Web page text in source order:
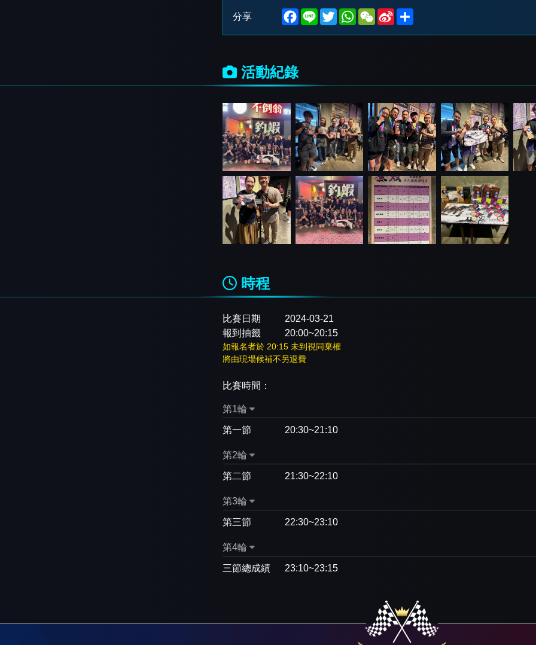
分享
F
a
c
o
k
L
n
T
w
i
W
h
a
W
e
C
S
n
a
活動紀錄
時程
比賽日期
2024-03-21
報到抽籤
20:00~20:15
如報名者於 20:15 未到視同棄權
將由現場候補不另退費
比賽時間：
第1輪
第一節 20:30~21:10
第2輪
第二節 21:30~22:10
第3輪
第三節 22:30~23:10
第4輪
三節總成績 23:10~23:15